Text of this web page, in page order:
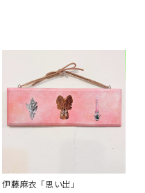
伊藤麻衣 「思い出」